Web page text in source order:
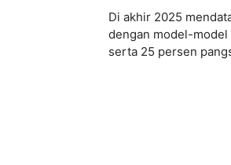
Di akhir 2025
dengan model-model
serta 25 persen